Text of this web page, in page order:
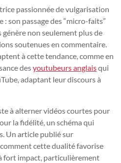
passionnée de vulgarisation
son passage des “micro-faits”
non seulement plus de
soutenues en commentaire.
à cette tendance, comme en
desyoutubeurs anglaisqui
adaptant leur discours à
à alterner vidéos courtes pour
la fidélité, un schéma qui
Un article publié sur
cette dualité favorise
fort impact, particulièrement